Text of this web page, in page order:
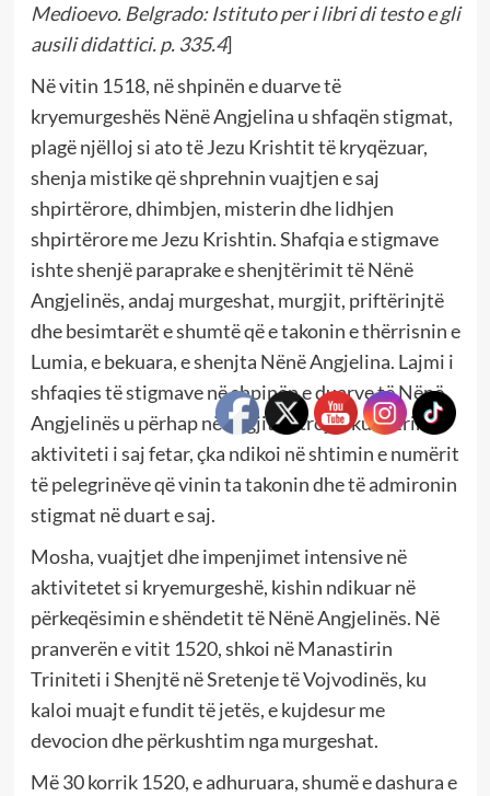
Medioevo. Belgrado: Istituto per i libri di testo e gli
ausili didattici. p. 335.4]
Në vitin 1518, në shpinën e duarve të
kryemurgeshës Nënë Angjelina u shfaqën stigmat,
plagë njëlloj si ato të Jezu Krishtit të kryqëzuar,
shenja mistike që shprehnin vuajtjen e saj
shpirtërore, dhimbjen, misterin dhe lidhjen
shpirtërore me Jezu Krishtin. Shafqia e stigmave
ishte shenjë paraprake e shenjtërimit të Nënë
Angjelinës, andaj murgeshat, murgjit, priftërinjtë
dhe besimtarët e shumtë që e takonin e thërrisnin e
Lumia, e bekuara, e shenjta Nënë Angjelina. Lajmi i
shfaqies të stigmave në shpinën e duarve të Nënë
Angjelinës u përhap në të gjitha trojet ku shtrihej
aktiviteti i saj fetar, çka ndikoi në shtimin e numërit
të pelegrinëve që vinin ta takonin dhe të admironin
stigmat në duart e saj.
Mosha, vuajtjet dhe impenjimet intensive në
aktivitetet si kryemurgeshë, kishin ndikuar në
përkeqësimin e shëndetit të Nënë Angjelinës. Në
pranverën e vitit 1520, shkoi në Manastirin
Triniteti i Shenjtë në Sretenje të Vojvodinës, ku
kaloi muajt e fundit të jetës, e kujdesur me
devocion dhe përkushtim nga murgeshat.
Më 30 korrik 1520, e adhuruara, shumë e dashura e